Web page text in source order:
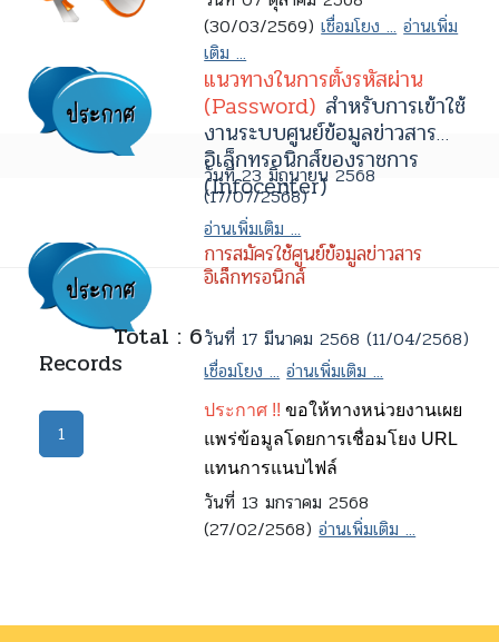
(30/03/2569)เชื่อมโยง ... อ่านเพิ่ม
เติม ...
แนวทางในการตั้งรหัสผ่าน
(Password) สำหรับการเข้าใช้
งานระบบศูนย์ข้อมูลข่าวสาร
อิเล็กทรอนิกส์ของราชการ
(Infocenter)
วันที่ 23 มิถุนายน 2568
(17/07/2568)
อ่านเพิ่มเติม ...
การสมัครใช้ศูนย์ข้อมูลข่าวสาร
อิเล็กทรอนิกส์
วันที่ 17 มีนาคม 2568 (11/04/2568)
เชื่อมโยง ... อ่านเพิ่มเติม ...
ประกาศ !!ขอให้ทางหน่วยงานเผย
แพร่ข้อมูลโดยการเชื่อมโยง URL
แทนการแนบไฟล์
วันที่ 13 มกราคม 2568
(27/02/2568)อ่านเพิ่มเติม ...
Total : 6
Records
1